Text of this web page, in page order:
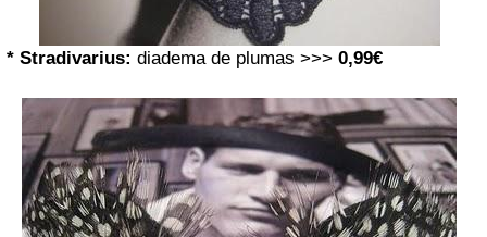
* Stradivarius: diadema de plumas >>> 0,99€